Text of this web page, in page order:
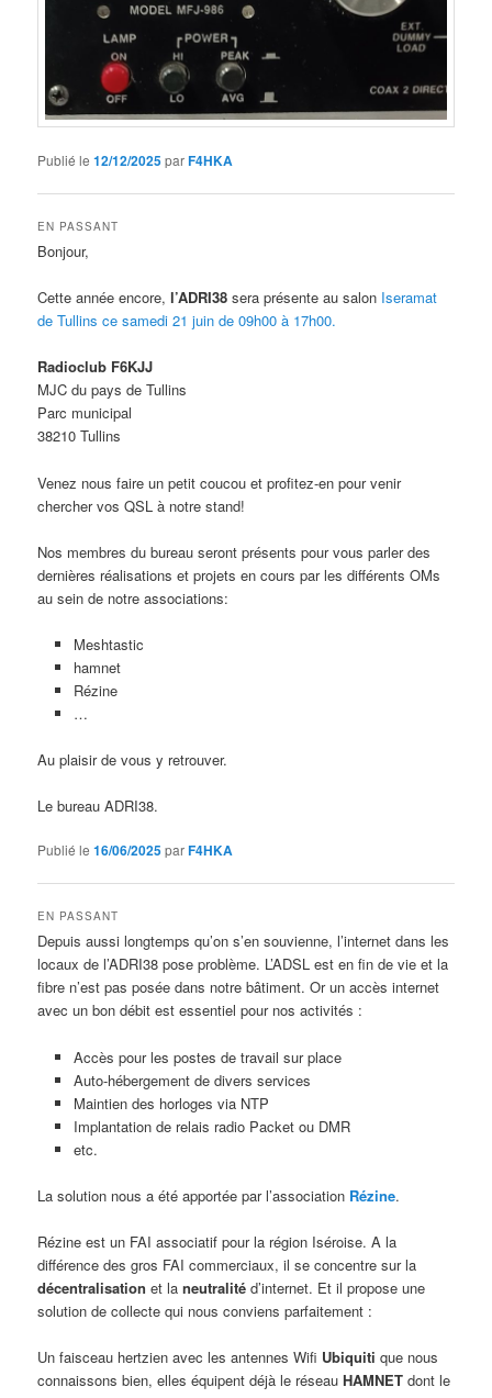
Publié le12/12/2025parF4HKA
EN PASSANT
Bonjour,
Cette année encore,l’ADRI38 sera présente au salon Iseramat
de Tullins ce samedi 21 juin de 09h00 à 17h00.
Radioclub F6KJJ
MJC du pays de Tullins
Parc municipal
38210 Tullins
Venez nous faire un petit coucou et profitez-en pour venir
chercher vos QSL à notre stand!
Nos membres du bureau seront présents pour vous parler des
dernières réalisations et projets en cours par les différents OMs
au sein de notre associations:
Meshtastic
hamnet
Rézine
…
Au plaisir de vous y retrouver.
Le bureau ADRI38.
Publié le16/06/2025parF4HKA
EN PASSANT
Depuis aussi longtemps qu’on s’en souvienne, l’internet dans les
locaux de l’ADRI38 pose problème. L’ADSL est en fin de vie et la
fibre n’est pas posée dans notre bâtiment. Or un accès internet
avec un bon débit est essentiel pour nos activités :
Accès pour les postes de travail sur place
Auto-hébergement de divers services
Maintien des horloges via NTP
Implantation de relais radio Packet ou DMR
etc.
La solution nous a été apportée par l’association Rézine.
Rézine est un FAI associatif pour la région Iséroise. A la
différence des gros FAI commerciaux, il se concentre sur la
décentralisationet laneutralitéd’internet. Et il propose une
solution de collecte qui nous conviens parfaitement :
Un faisceau hertzien avec les antennes Wifi Ubiquitique nous
connaissons bien, elles équipent déjà le réseauHAMNETdont le